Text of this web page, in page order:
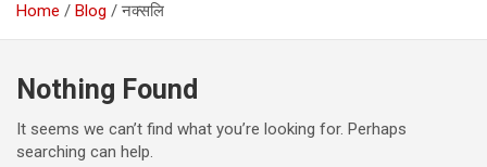
Home Blog नक्सलि
Nothing Found
It seems we can’t find what you’re looking for. Perhaps
searching can help.